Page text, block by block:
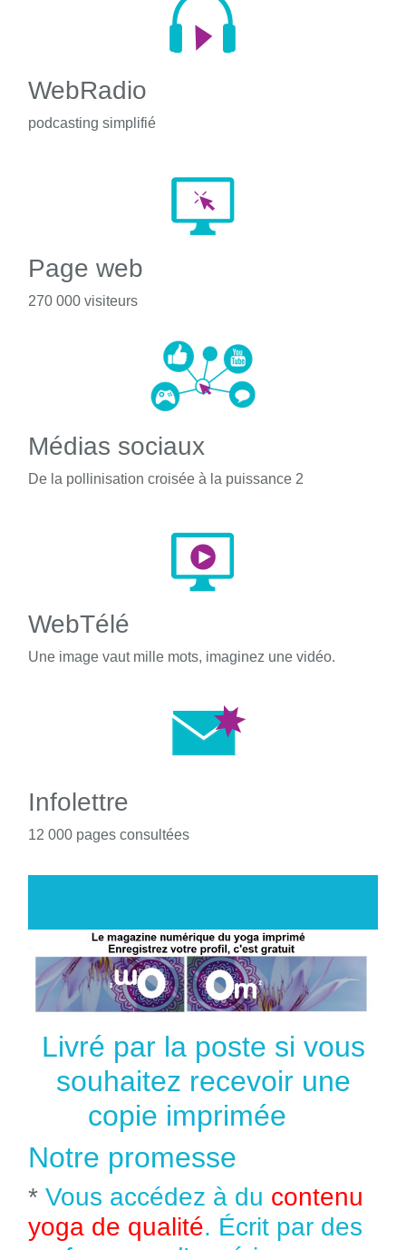
WebRadio
podcasting simplifié
Page web
270 000 visiteurs
Médias sociaux
De la pollinisation croisée à la puissance 2
WebTélé
Une image vaut mille mots, imaginez une vidéo.
Infolettre
12 000 pages consultées
Livré par la poste si vous
souhaitez recevoir une
copie imprimée
Notre promesse
* Vous accédez à du contenu
yoga de qualité. Écrit par des